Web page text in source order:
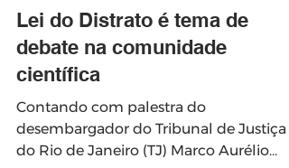
20 de ago. de 2019 1 min de leitura
Lei do Distrato é tema de
debate na comunidade
científica
Contando com palestra do